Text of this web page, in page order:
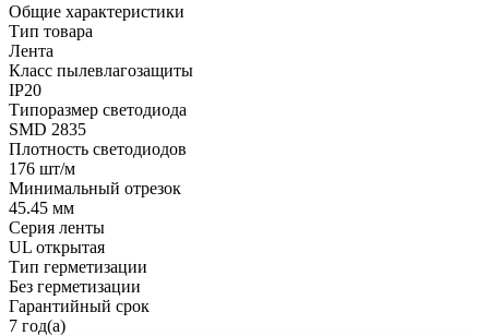
Общие характеристики
Тип товара
Лента
Класс пылевлагозащиты
IP20
Типоразмер светодиода
SMD 2835
Плотность светодиодов
176 шт/м
Минимальный отрезок
45.45 мм
Серия ленты
UL открытая
Тип герметизации
Без герметизации
Гарантийный срок
7 год(а)